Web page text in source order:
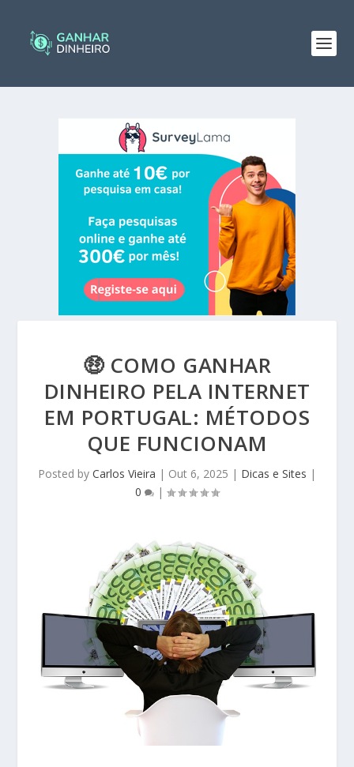
🤑 COMO GANHAR
DINHEIRO PELA INTERNET
EM PORTUGAL: MÉTODOS
QUE FUNCIONAM
Posted by Carlos Vieira | Out 6, 2025 | Dicas e Sites |
0
|